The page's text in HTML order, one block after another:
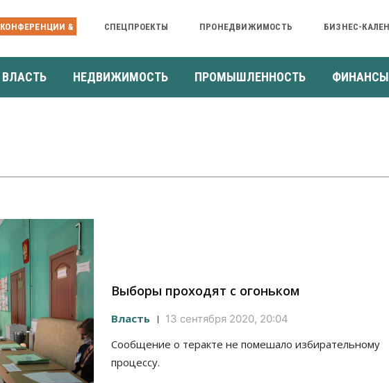
КОНФЕРЕНЦИИ & СПЕЦПРОЕКТЫ ПРОНЕДВИЖИМОСТЬ БИЗНЕС-
ВЛАСТЬ НЕДВИЖИМОСТЬ ПРОМЫШЛЕННОСТЬ ФИНАНСЫ
Выборы проходят с огоньком
Власть 13 сентября 2020, 20:04
Сообщение о теракте не помешало избирательному
процессу.